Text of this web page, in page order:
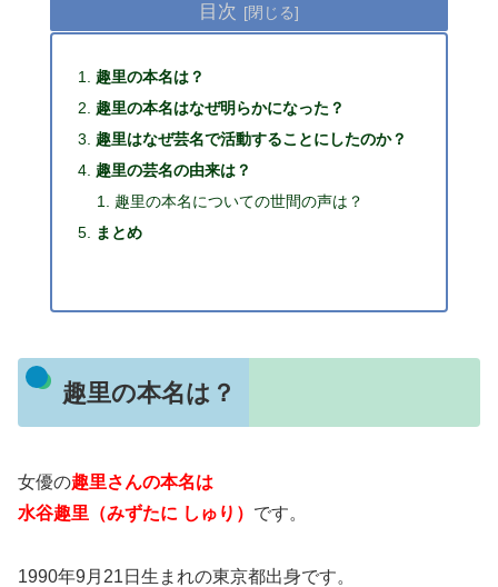
目次
趣里の本名は？
趣里の本名はなぜ明らかになった？
趣里はなぜ芸名で活動することにしたのか？
趣里の芸名の由来は？
趣里の本名についての世間の声は？
まとめ
趣里の本名は？
女優の趣里さんの本名は
水谷趣里（みずたに しゅり） です。
1990年9月21日生まれの東京都出身です。